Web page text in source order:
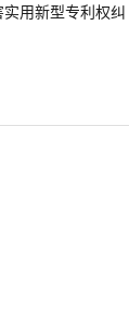
用新型专利权纠